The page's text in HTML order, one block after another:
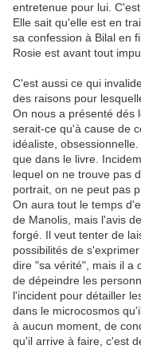
entretenue pour lui.
Elle sait qu'elle est en
sa confession à Bilal en
Rosie est avant tout
C'est aussi ce qui
des raisons pour
On nous a présenté dés
serait-ce qu'à cause de
idéaliste,
que dans le livre.
lequel on ne trouve pas
portrait, on ne peut pas
On aura tout le temps
de Manolis, mais l'avis
forgé. Il veut tenter de
possibilités de
dire "sa vérité", mais il a
de dépeindre les
l'incident pour détailler
dans le microcosmos
à aucun moment, de
qu'il arrive à faire, c'est